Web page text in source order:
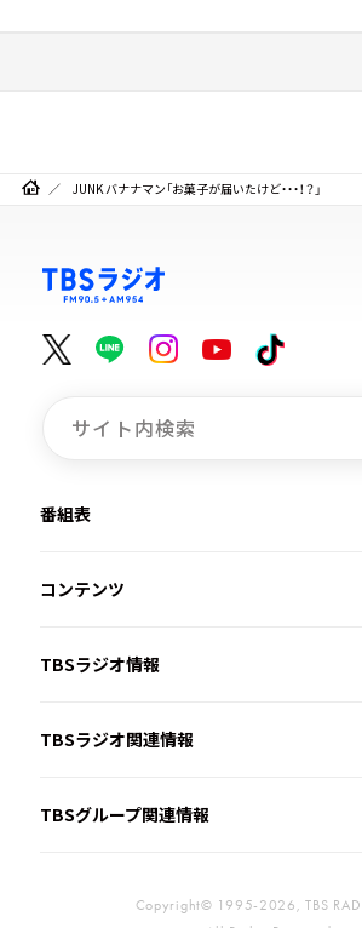
JUNK バナナマン「お菓子が届いたけど・・・！？」
番組表
コンテンツ
TBSラジオ情報
TBSラジオ関連情報
TBSグループ関連情報
Copyright© 1995-2026, TBS